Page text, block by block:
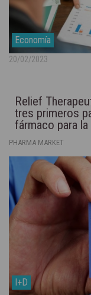
Economía
20/02/2023
Relief
tres primeros
fármaco para
PHARMA MARKET
I+D